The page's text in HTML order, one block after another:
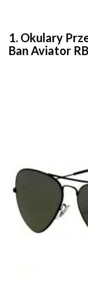
1. Okulary
Ban Aviator